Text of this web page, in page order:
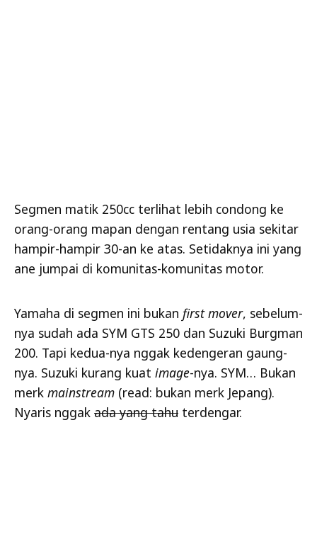
Segmen matik 250cc terlihat lebih condong ke
orang-orang mapan dengan rentang usia sekitar
hampir-hampir 30-an ke atas. Setidaknya ini yang
ane jumpai di komunitas-komunitas motor.
Yamaha di segmen ini bukan first mover, sebelum-
nya sudah ada SYM GTS 250 dan Suzuki Burgman
200. Tapi kedua-nya nggak kedengeran gaung-
nya. Suzuki kurang kuat image-nya. SYM… Bukan
merk mainstream (read: bukan merk Jepang).
Nyaris nggak ada yang tahu terdengar.